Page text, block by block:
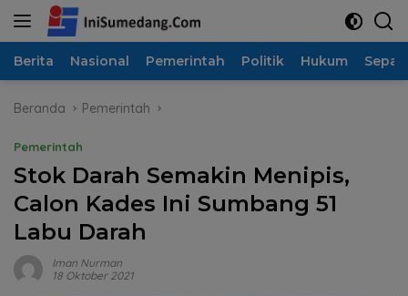
Langsung
Berita Nasional Pemerintah Politik Hukum
Beranda Pemerintah
Pemerintah
Stok Darah Semakin Menipis,
Calon Kades Ini Sumbang 51
Labu Darah
Iman Nurman
18 Oktober 2021